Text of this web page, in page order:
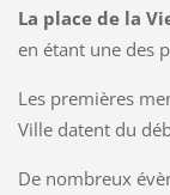
La place de la
en étant une des
Les premières
Ville datent du
De nombreux